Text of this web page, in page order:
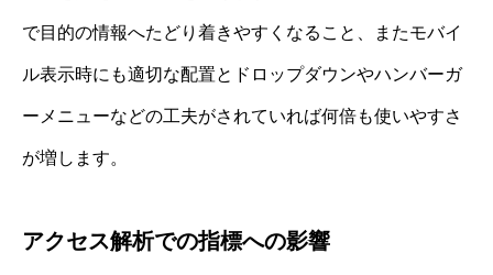
で目的の情報へたどり着きやすくなること、またモバイ
ル表示時にも適切な配置とドロップダウンやハンバーガ
ーメニューなどの工夫がされていれば何倍も使いやすさ
が増します。
アクセス解析での指標への影響